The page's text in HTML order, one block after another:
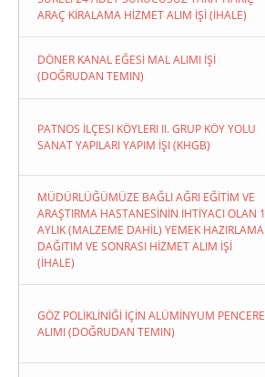
ARAÇ KİRALAMA HİZMET ALIM İŞİ (İHALE)
DÖNER KANAL EĞESİ MAL ALIMI İŞİ
(DOĞRUDAN TEMIN)
PATNOS İLÇESI KÖYLERI II. GRUP KÖY YOLU
SANAT YAPILARI YAPIM İŞI (KHGB)
MÜDÜRLÜĞÜMÜZE BAĞLI AĞRI EĞİTİM VE
ARAŞTIRMA HASTANESİNİN İHTİYACI OLAN 1
AYLIK (MALZEME DAHİL) YEMEK HAZIRLAMA
DAĞITIM VE SONRASI HİZMET ALIM İŞİ
(İHALE)
GÖZ POLİKLİNİĞİ İÇİN ALÜMİNYUM PENCERE
ALIMI (DOĞRUDAN TEMIN)